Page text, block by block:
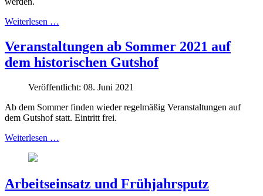
Weiterlesen …
Veranstaltungen ab Sommer 2021 auf
dem historischen Gutshof
Veröffentlicht: 08. Juni 2021
Ab dem Sommer finden wieder regelmäßig Veranstaltungen auf
dem Gutshof statt. Eintritt frei.
Weiterlesen …
Arbeitseinsatz und Frühjahrsputz